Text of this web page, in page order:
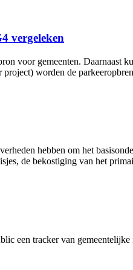
vergeleken
voor gemeenten. Daarnaast
worden de
hebben om het
de bekostiging van het
een tracker van